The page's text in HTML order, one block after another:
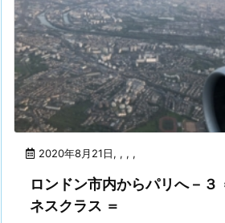
2020年8月21日, , , ,
ロンドン市内からパリへ－３
ネスクラス ＝